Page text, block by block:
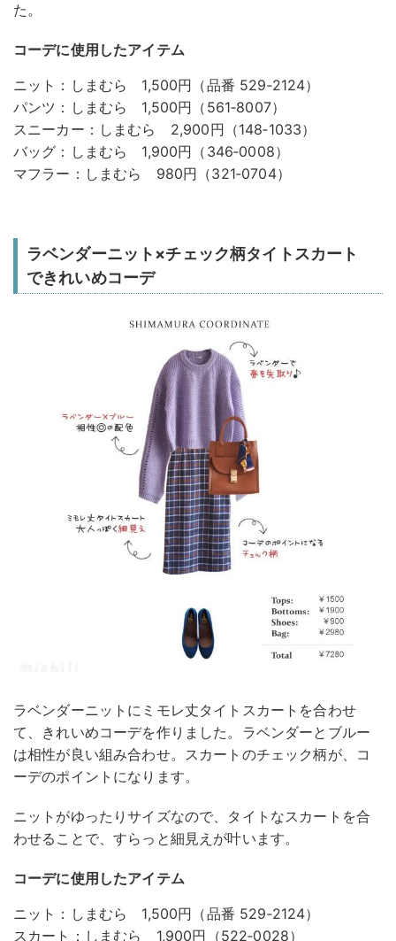
た。
コーデに使用したアイテム
ニット：しまむら 1,500円（品番 529‐2124）
パンツ：しまむら 1,500円（561‐8007）
スニーカー：しまむら 2,900円（148‐1033）
バッグ：しまむら 1,900円（346‐0008）
マフラー：しまむら 980円（321‐0704）
ラベンダーニット×チェック柄タイトスカート
できれいめコーデ
ラベンダーニットにミモレ丈タイトスカートを合わせ
て、きれいめコーデを作りました。ラベンダーとブルー
は相性が良い組み合わせ。スカートのチェック柄が、コ
ーデのポイントになります。
ニットがゆったりサイズなので、タイトなスカートを合
わせることで、すらっと細見えが叶います。
コーデに使用したアイテム
ニット：しまむら 1,500円（品番 529‐2124）
スカート：しまむら 1,900円（522‐0028）